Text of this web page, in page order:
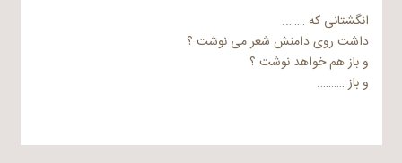
انگشتانی که ……..
داشت روی دامنش شعر می نوشت ؟
و باز هم خواهد نوشت ؟
و باز ……….